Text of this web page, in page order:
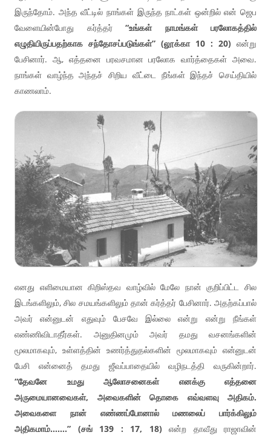
இருந்தோம். அந்த வீட்டில் நாங்கள் இருந்த நாட்கள் ஒன்றில் என் ஜெப
வேளையின்போது கர்த்தர் “உங்கள் நாமங்கள் பரலோகத்தில்
எழுதியிருப்பதற்காக சந்தோசப்படுங்கள்” (லூக்கா 10 : 20) என்று
பேசினார். ஆ, எத்தனை பரவசமான பரலோக வார்த்தைகள் அவை.
நாங்கள் வாழ்ந்த அந்தச் சிறிய வீட்டை நீங்கள் இந்தச் செய்தியில்
காணலாம்.
எனது எளிமையான கிறிஸ்தவ வாழ்வில் மேலே நான் குறிப்பிட்ட சில
இடங்களிலும், சில சமயங்களிலும் தான் கர்த்தர் பேசினார். அதற்கப்பால்
அவர் என்னுடன் எதுவும் பேசவே இல்லை என்று என்று நீங்கள்
எண்ணிவிடாதீர்கள். அனுதினமும் அவர் தமது வசனங்களின்
மூலமாகவும், உள்ளத்தின் உணர்த்துதல்களின் மூலமாகவும் என்னுடன்
பேசி என்னைத் தமது ஜீவப்பாதையில் வழிநடத்தி வருகின்றார்.
“தேவனே உமது ஆலோசனைகள் எனக்கு எத்தனை
அருமையானவைகள், அவைகளின் தொகை எவ்வளவு அதிகம்.
அவைகளை நான் எண்ணப்போனால் மணலைப் பார்க்கிலும்
அதிகமாம்…….” (சங் 139 : 17, 18)என்ற தாவீது ராஜாவின்